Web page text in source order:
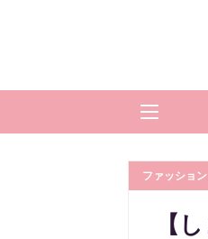
ファッション
【